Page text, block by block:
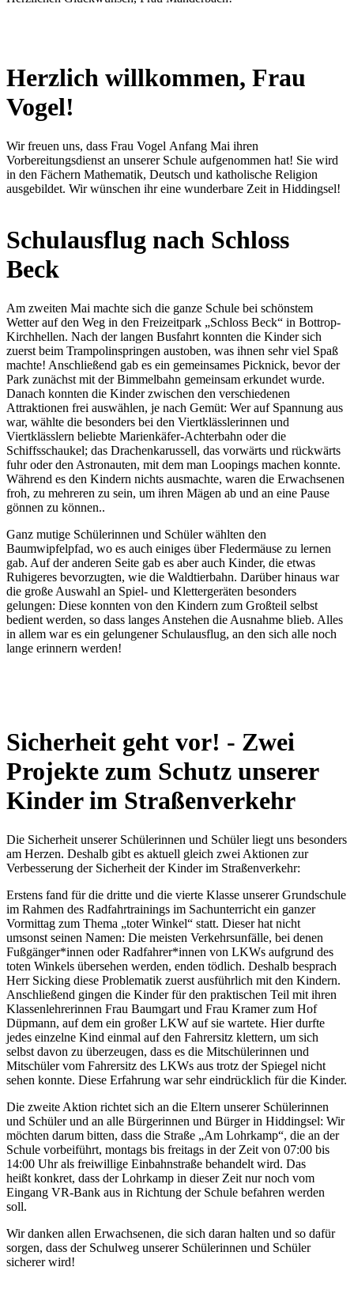
Herzlich willkommen, Frau
Vogel!
Wir freuen uns, dass Frau Vogel Anfang Mai ihren
Vorbereitungsdienst an unserer Schule aufgenommen hat! Sie wird
in den Fächern Mathematik, Deutsch und katholische Religion
ausgebildet. Wir wünschen ihr eine wunderbare Zeit in Hiddingsel!
Schulausflug nach Schloss
Beck
Am zweiten Mai machte sich die ganze Schule bei schönstem
Wetter auf den Weg in den Freizeitpark „Schloss Beck“ in Bottrop-
Kirchhellen. Nach der langen Busfahrt konnten die Kinder sich
zuerst beim Trampolinspringen austoben, was ihnen sehr viel Spaß
machte! Anschließend gab es ein gemeinsames Picknick, bevor der
Park zunächst mit der Bimmelbahn gemeinsam erkundet wurde.
Danach konnten die Kinder zwischen den verschiedenen
Attraktionen frei auswählen, je nach Gemüt: Wer auf Spannung aus
war, wählte die besonders bei den Viertklässlerinnen und
Viertklässlern beliebte Marienkäfer-Achterbahn oder die
Schiffsschaukel; das Drachenkarussell, das vorwärts und rückwärts
fuhr oder den Astronauten, mit dem man Loopings machen konnte.
Während es den Kindern nichts ausmachte, waren die Erwachsenen
froh, zu mehreren zu sein, um ihren Mägen ab und an eine Pause
gönnen zu können..
Ganz mutige Schülerinnen und Schüler wählten den
Baumwipfelpfad, wo es auch einiges über Fledermäuse zu lernen
gab. Auf der anderen Seite gab es aber auch Kinder, die etwas
Ruhigeres bevorzugten, wie die Waldtierbahn. Darüber hinaus war
die große Auswahl an Spiel- und Klettergeräten besonders
gelungen: Diese konnten von den Kindern zum Großteil selbst
bedient werden, so dass langes Anstehen die Ausnahme blieb. Alles
in allem war es ein gelungener Schulausflug, an den sich alle noch
lange erinnern werden!
Sicherheit geht vor! - Zwei
Projekte zum Schutz unserer
Kinder im Straßenverkehr
Die Sicherheit unserer Schülerinnen und Schüler liegt uns besonders
am Herzen. Deshalb gibt es aktuell gleich zwei Aktionen zur
Verbesserung der Sicherheit der Kinder im Straßenverkehr:
Erstens fand für die dritte und die vierte Klasse unserer Grundschule
im Rahmen des Radfahrtrainings im Sachunterricht ein ganzer
Vormittag zum Thema „toter Winkel“ statt. Dieser hat nicht
umsonst seinen Namen: Die meisten Verkehrsunfälle, bei denen
Fußgänger*innen oder Radfahrer*innen von LKWs aufgrund des
toten Winkels übersehen werden, enden tödlich. Deshalb besprach
Herr Sicking diese Problematik zuerst ausführlich mit den Kindern.
Anschließend gingen die Kinder für den praktischen Teil mit ihren
Klassenlehrerinnen Frau Baumgart und Frau Kramer zum Hof
Düpmann, auf dem ein großer LKW auf sie wartete. Hier durfte
jedes einzelne Kind einmal auf den Fahrersitz klettern, um sich
selbst davon zu überzeugen, dass es die Mitschülerinnen und
Mitschüler vom Fahrersitz des LKWs aus trotz der Spiegel nicht
sehen konnte. Diese Erfahrung war sehr eindrücklich für die Kinder.
Die zweite Aktion richtet sich an die Eltern unserer Schülerinnen
und Schüler und an alle Bürgerinnen und Bürger in Hiddingsel: Wir
möchten darum bitten, dass die Straße „Am Lohrkamp“, die an der
Schule vorbeiführt, montags bis freitags in der Zeit von 07:00 bis
14:00 Uhr als freiwillige Einbahnstraße behandelt wird. Das
heißt konkret, dass der Lohrkamp in dieser Zeit nur noch vom
Eingang VR-Bank aus in Richtung der Schule befahren werden
soll.
Wir danken allen Erwachsenen, die sich daran halten und so dafür
sorgen, dass der Schulweg unserer Schülerinnen und Schüler
sicherer wird!